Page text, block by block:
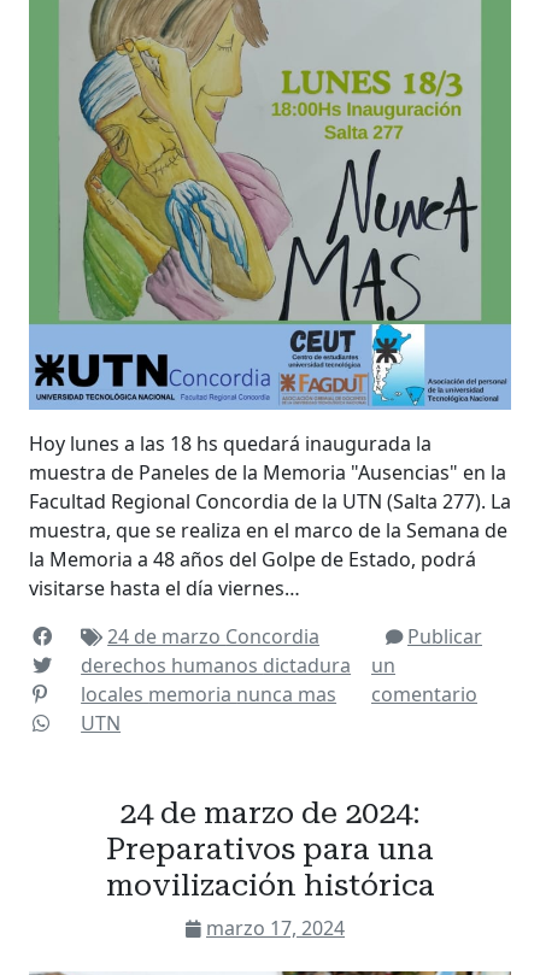
Hoy lunes a las 18 hs quedará inaugurada la
muestra de Paneles de la Memoria "Ausencias" en la
Facultad Regional Concordia de la UTN (Salta 277). La
muestra, que se realiza en el marco de la Semana de
la Memoria a 48 años del Golpe de Estado, podrá
visitarse hasta el día viernes…
24 de marzo Concordia
derechos humanos dictadura
locales memoria nunca mas
UTN
Publicar
un
comentario
24 de marzo de 2024:
Preparativos para una
movilización histórica
marzo 17, 2024